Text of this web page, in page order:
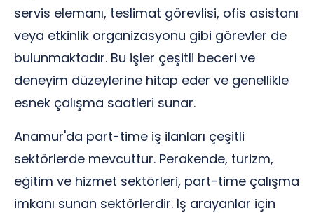
servis elemanı, teslimat görevlisi, ofis asistanı
veya etkinlik organizasyonu gibi görevler de
bulunmaktadır. Bu işler çeşitli beceri ve
deneyim düzeylerine hitap eder ve genellikle
esnek çalışma saatleri sunar.
Anamur'da part-time iş ilanları çeşitli
sektörlerde mevcuttur. Perakende, turizm,
eğitim ve hizmet sektörleri, part-time çalışma
imkanı sunan sektörlerdir. İş arayanlar için